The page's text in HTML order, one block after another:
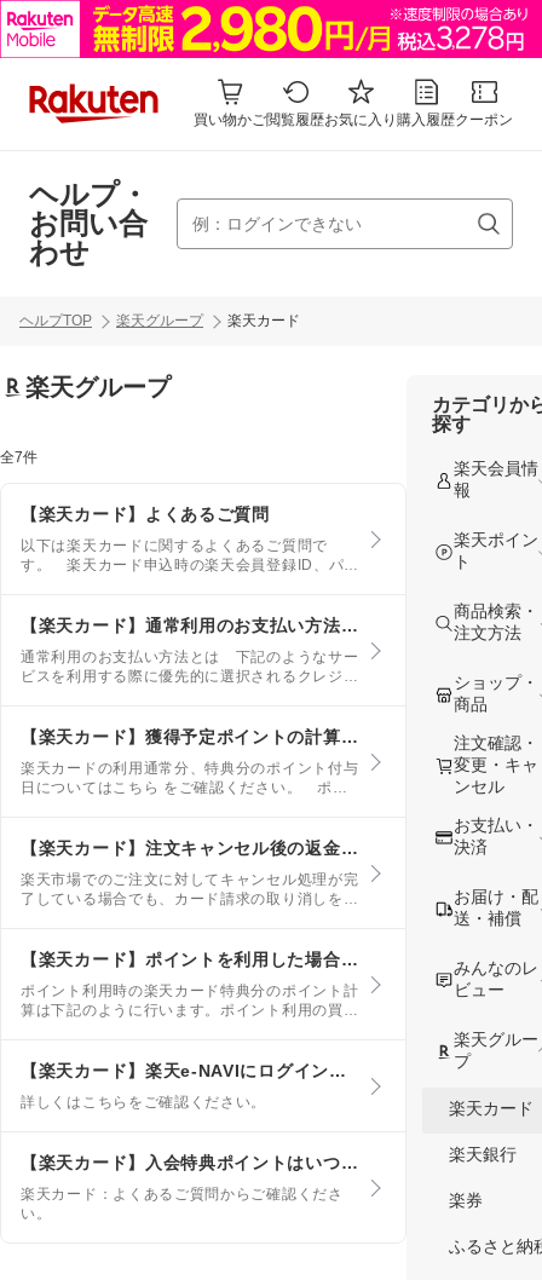
買い物かご閲覧履歴お気に入り 購入履歴クーポン
ヘルプ・
お問い合
わせ
ヘルプTOP 楽天グループ 楽天カード
楽天グループ
全7件
【楽天カード】よくあるご質問
以下は楽天カードに関するよくあるご質問で
す。 楽天カード申込時の楽天会員登録ID、パス
インできない こちらをご確認ください。
【楽天カード】通常利用のお支払い方法について
通常利用のお支払い方法とは 下記のようなサー
ビスを利用する際に優先的に選択されるクレジッ
下記いずれかの早いタイミングでの登録となりま【楽天カード】獲得予定ポイントの計算方法
楽天カードの利用通常分、特典分のポイント付与
日についてはこちら をご確認ください。 ポイ
す。 楽天カード通常分(＋1倍)
【楽天カード】注文キャンセル後の返金について
楽天市場でのご注文に対してキャンセル処理が完
了している場合でも、カード請求の取り消しを行
される場合がございます。
【楽天カード】ポイントを利用した場合の特典ポイントの計算方法
ポイント利用時の楽天カード特典分のポイント計
算は下記のように行います。ポイント利用の買い
い。 【SPU楽天カード 特典分】 ※ポイント
から先に差し引かれます。
【楽天カード】楽天e-NAVIにログインできない
詳しくはこちらをご確認ください。
【楽天カード】入会特典ポイントはいつ付与されるか知りたい
楽天カード：よくあるご質問からご確認くださ
い。
カテゴリか
探す
楽天会員情
報
楽天ポイン
ト
商品検索・
注文方法
ショップ・
商品
注文確認・
変更・キャ
ンセル
お支払い・
決済
お届け・配
送・補償
みんなのレ
ビュー
楽天グルー
プ
楽天カード
楽天銀行
楽券
ふるさと納